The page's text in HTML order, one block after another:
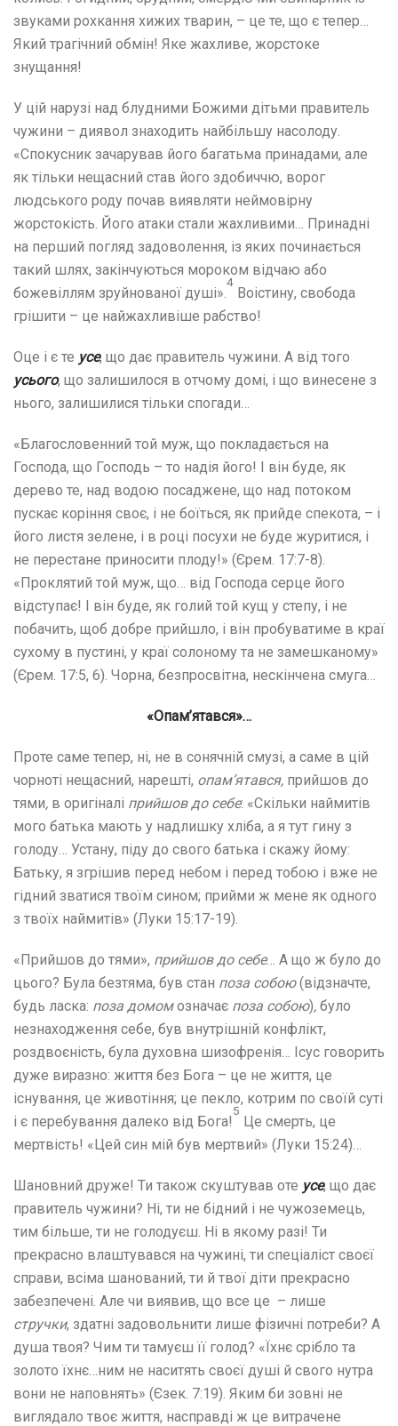
звуками рохкання хижих тварин, – це те, що є тепер…
Який трагічний обмін! Яке жахливе, жорстоке
знущання!
У цій нарузі над блудними Божими дітьми правитель
чужини – диявол знаходить найбільшу насолоду.
«Спокусник зачарував його багатьма принадами, але
як тільки нещасний став його здобиччю, ворог
людського роду почав виявляти неймовірну
жорстокість. Його атаки стали жахливими… Принадні
на перший погляд задоволення, із яких починається
такий шлях, закінчуються мороком відчаю або
божевіллям зруйнованої душі».
4
Воістину, свобода
грішити – це найжахливіше рабство!
Оце і є те усе, що дає правитель чужини. А від того
усього, що залишилося в отчому домі, і що винесене з
нього, залишилися тільки спогади…
«Благословенний той муж, що покладається на
Господа, що Господь – то надія його! І він буде, як
дерево те, над водою посаджене, що над потоком
пускає коріння своє, і не боїться, як прийде спекота, – і
його листя зелене, і в році посухи не буде журитися, і
не перестане приносити плоду!» (Єрем. 17:7-8).
«Проклятий той муж, що… від Господа серце його
відступає! І він буде, як голий той кущ у степу, і не
побачить, щоб добре прийшло, і він пробуватиме в краї
сухому в пустині, у краї солоному та не замешканому»
(Єрем. 17:5, 6). Чорна, безпросвітна, нескінчена смуга…
«Опам’ятався»…
Проте саме тепер, ні, не в сонячній смузі, а саме в цій
чорноті нещасний, нарешті, опам’ятався, прийшов до
тями, в оригіналі прийшов до себе: «Скільки наймитів
мого батька мають у надлишку хліба, а я тут гину з
голоду… Устану, піду до свого батька і скажу йому:
Батьку, я згрішив перед небом і перед тобою і вже не
гідний зватися твоїм сином; прийми ж мене як одного
з твоїх наймитів» (Луки 15:17-19).
«Прийшов до тями», прийшов до себе… А що ж було до
цього? Була безтяма, був стан поза собою(відзначте,
будь ласка: поза домомозначає поза собою), було
незнаходження себе, був внутрішній конфлікт,
роздвоєність, була духовна шизофренія… Ісус говорить
дуже виразно: життя без Бога – це не життя, це
існування, це животіння; це пекло, котрим по своїй суті
і є перебування далеко від Бога!
5
Це смерть, це
мертвість! «Цей син мій був мертвий» (Луки 15:24)…
Шановний друже! Ти також скуштував оте усе, що дає
правитель чужини? Ні, ти не бідний і не чужоземець,
тим більше, ти не голодуєш. Ні в якому разі! Ти
прекрасно влаштувався на чужині, ти спеціаліст своєї
справи, всіма шанований, ти й твої діти прекрасно
забезпечені. Але чи виявив, що все це – лише
стручки, здатні задовольнити лише фізичні потреби? А
душа твоя? Чим ти тамуєш її голод? «Їхнє срібло та
золото їхнє…ним не наситять своєї душі й свого нутра
вони не наповнять» (Єзек. 7:19). Яким би зовні не
виглядало твоє життя, насправді ж це витрачене